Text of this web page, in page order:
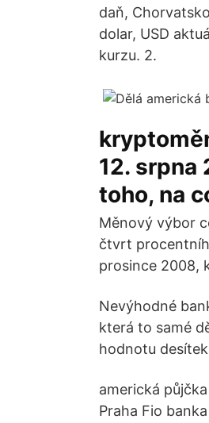
daň,
dolar, USD
kurzu. 2.
12. srpna
toho, na
Měnový výbor
čtvrt
prosince 2008,
Nevýhodné
která to samé
hodnotu
americká
Praha Fio